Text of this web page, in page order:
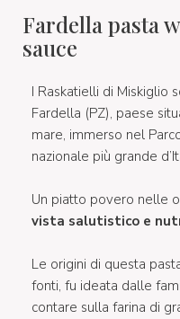
Fardella pasta
sauce
I Raskatielli di Miskiglio
Fardella (PZ), paese
mare, immerso nel
nazionale più grande
Un piatto povero nelle
vista salutistico e
Le origini di questa
fonti, fu ideata dalle
contare sulla farina di